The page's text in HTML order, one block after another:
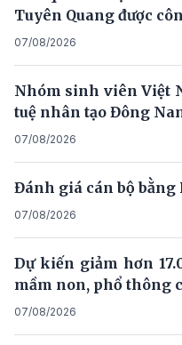
Tuyên Quang được
07/08/2026
Nhóm sinh viên Việt
tuệ nhân tạo Đông
07/08/2026
Đánh giá cán bộ
07/08/2026
Dự kiến giảm hơn
mầm non, phổ thông
07/08/2026